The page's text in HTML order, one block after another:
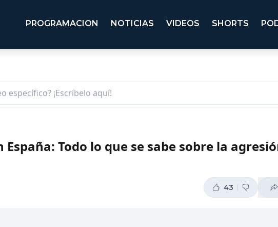
PROGRAMACION NOTICIAS VIDEOS SHORTS
España: Todo lo que se sabe sobre la
43